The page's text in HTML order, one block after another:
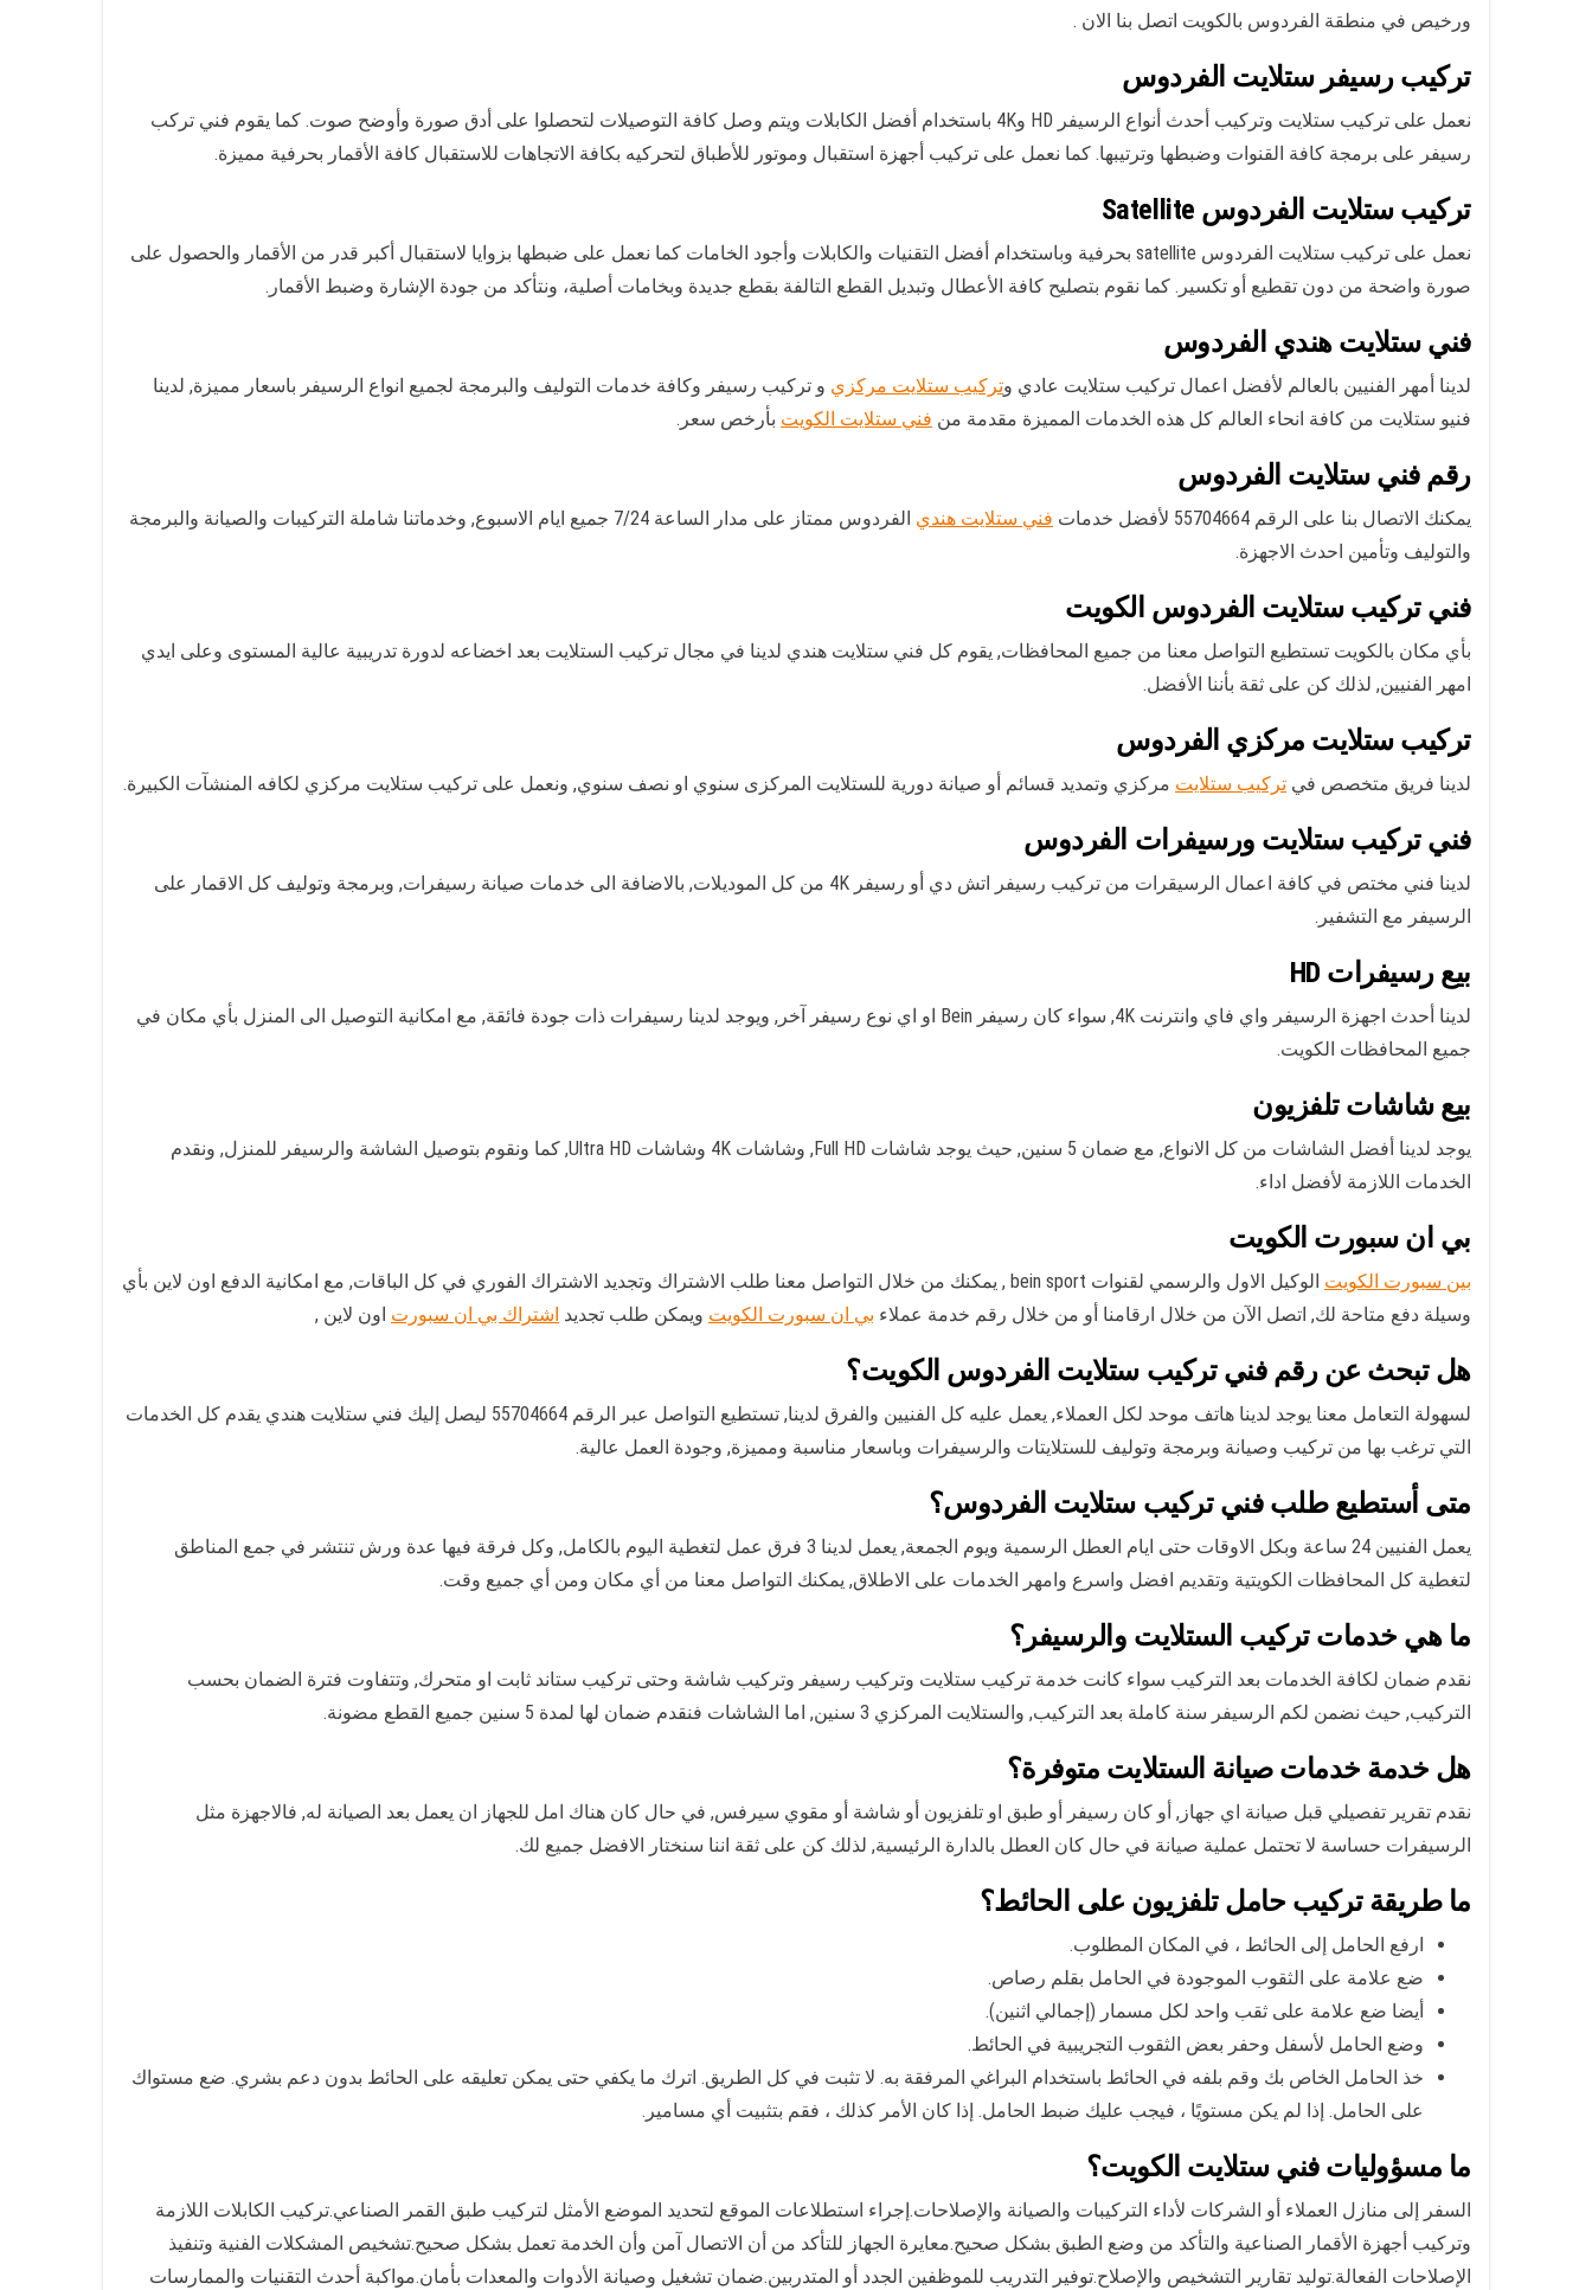
ورخيص في منطقة الفردوس بالكويت اتصل بنا الان .
تركيب رسيفر ستلايت الفردوس
نعمل على تركيب ستلايت وتركيب أحدث أنواع الرسيفر HD و4K باستخدام أفضل الكابلات ويتم وصل كافة التوصيلات لتحصلوا على أدق صورة وأوضح صوت. كما يقوم فني تركب
رسيفر على برمجة كافة القنوات وضبطها وترتيبها. كما نعمل على تركيب أجهزة استقبال وموتور للأطباق لتحركيه بكافة الاتجاهات للاستقبال كافة الأقمار بحرفية مميزة.
تركيب ستلايت الفردوس Satellite
نعمل على تركيب ستلايت الفردوس satellite بحرفية وباستخدام أفضل التقنيات والكابلات وأجود الخامات كما نعمل على ضبطها بزوايا لاستقبال أكبر قدر من الأقمار والحصول على
صورة واضحة من دون تقطيع أو تكسير. كما نقوم بتصليح كافة الأعطال وتبديل القطع التالفة بقطع جديدة وبخامات أصلية، ونتأكد من جودة الإشارة وضبط الأقمار.
فني ستلايت هندي الفردوس
لدينا أمهر الفنيين بالعالم لأفضل اعمال تركيب ستلايت عادي وتركيب ستلايت مركزي و تركيب رسيفر وكافة خدمات التوليف والبرمجة لجميع انواع الرسيفر باسعار مميزة, لدينا
فنيو ستلايت من كافة انحاء العالم كل هذه الخدمات المميزة مقدمة من فني ستلايت الكويت بأرخص سعر.
رقم فني ستلايت الفردوس
يمكنك الاتصال بنا على الرقم 55704664 لأفضل خدمات فني ستلايت هندي
الفردوس ممتاز على مدار الساعة 7/24 جميع ايام الاسبوع, وخدماتنا شاملة التركيبات والصيانة والبرمجة
والتوليف وتأمين احدث الاجهزة.
فني تركيب ستلايت الفردوس الكويت
بأي مكان بالكويت تستطيع التواصل معنا من جميع المحافظات, يقوم كل فني ستلايت هندي لدينا في مجال تركيب الستلايت بعد اخضاعه لدورة تدريبية عالية المستوى وعلى ايدي
امهر الفنيين, لذلك كن على ثقة بأننا الأفضل.
تركيب ستلايت مركزي الفردوس
لدينا فريق متخصص في تركيب ستلايت مركزي وتمديد قسائم أو صيانة دورية للستلايت المركزى سنوي او نصف سنوي, ونعمل على تركيب ستلايت مركزي لكافه المنشآت الكبيرة.
فني تركيب ستلايت ورسيفرات الفردوس
لدينا فني مختص في كافة اعمال الرسيقرات من تركيب رسيفر اتش دي أو رسيفر 4K من كل الموديلات, بالاضافة الى خدمات صيانة رسيفرات, وبرمجة وتوليف كل الاقمار على
الرسيفر مع التشفير.
بيع رسيفرات HD
لدينا أحدث اجهزة الرسيفر واي فاي وانترنت 4K, سواء كان رسيفر Bein او اي نوع رسيفر آخر, ويوجد لدينا رسيفرات ذات جودة فائقة, مع امكانية التوصيل الى المنزل بأي مكان في
جميع المحافظات الكويت.
بيع شاشات تلفزيون
يوجد لدينا أفضل الشاشات من كل الانواع, مع ضمان 5 سنين, حيث يوجد شاشات Full HD, وشاشات 4K وشاشات Ultra HD, كما ونقوم بتوصيل الشاشة والرسيفر للمنزل, ونقدم
الخدمات اللازمة لأفضل اداء.
بي ان سبورت الكويت
بين سبورت الكويت
الوكيل الاول والرسمي لقنوات bein sport , يمكنك من خلال التواصل معنا طلب الاشتراك وتجديد الاشتراك الفوري في كل الباقات, مع امكانية الدفع اون لاين بأي
وسيلة دفع متاحة لك, اتصل الآن من خلال ارقامنا أو من خلال رقم خدمة عملاء بي ان سبورت الكويت ويمكن طلب تجديد اشتراك بي ان سبورت اون لاين ,
هل تبحث عن رقم فني تركيب ستلايت الفردوس الكويت؟
لسهولة التعامل معنا يوجد لدينا هاتف موحد لكل العملاء, يعمل عليه كل الفنيين والفرق لدينا, تستطيع التواصل عبر الرقم 55704664 ليصل إليك فني ستلايت هندي يقدم كل الخدمات
التي ترغب بها من تركيب وصيانة وبرمجة وتوليف للستلايتات والرسيفرات وباسعار مناسبة ومميزة, وجودة العمل عالية.
متى أستطيع طلب فني تركيب ستلايت الفردوس؟
يعمل الفنيين 24 ساعة وبكل الاوقات حتى ايام العطل الرسمية ويوم الجمعة, يعمل لدينا 3 فرق عمل لتغطية اليوم بالكامل, وكل فرقة فيها عدة ورش تنتشر في جمع المناطق
لتغطية كل المحافظات الكويتية وتقديم افضل واسرع وامهر الخدمات على الاطلاق, يمكنك التواصل معنا من أي مكان ومن أي جميع وقت.
ما هي خدمات تركيب الستلايت والرسيفر؟
نقدم ضمان لكافة الخدمات بعد التركيب سواء كانت خدمة تركيب ستلايت وتركيب رسيفر وتركيب شاشة وحتى تركيب ستاند ثابت او متحرك, وتتفاوت فترة الضمان بحسب
التركيب, حيث نضمن لكم الرسيفر سنة كاملة بعد التركيب, والستلايت المركزي 3 سنين, اما الشاشات فنقدم ضمان لها لمدة 5 سنين جميع القطع مضونة.
هل خدمة خدمات صيانة الستلايت متوفرة؟
نقدم تقرير تفصيلي قبل صيانة اي جهاز, أو كان رسيفر أو طبق او تلفزيون أو شاشة أو مقوي سيرفس, في حال كان هناك امل للجهاز ان يعمل بعد الصيانة له, فالاجهزة مثل
الرسيفرات حساسة لا تحتمل عملية صيانة في حال كان العطل بالدارة الرئيسية, لذلك كن على ثقة اننا سنختار الافضل جميع لك.
ما طريقة تركيب حامل تلفزيون على الحائط؟
ارفع الحامل إلى الحائط ، في المكان المطلوب.
ضع علامة على الثقوب الموجودة في الحامل بقلم رصاص.
أيضا ضع علامة على ثقب واحد لكل مسمار (إجمالي اثنين).
وضع الحامل لأسفل وحفر بعض الثقوب التجريبية في الحائط.
خذ الحامل الخاص بك وقم بلفه في الحائط باستخدام البراغي المرفقة به. لا تثبت في كل الطريق. اترك ما يكفي حتى يمكن تعليقه على الحائط بدون دعم بشري. ضع مستواك
على الحامل. إذا لم يكن مستويًا ، فيجب عليك ضبط الحامل. إذا كان الأمر كذلك ، فقم بتثبيت أي مسامير.
ما مسؤوليات فني ستلايت الكويت؟
السفر إلى منازل العملاء أو الشركات لأداء التركيبات والصيانة والإصلاحات.إجراء استطلاعات الموقع لتحديد الموضع الأمثل لتركيب طبق القمر الصناعي.تركيب الكابلات اللازمة
وتركيب أجهزة الأقمار الصناعية والتأكد من وضع الطبق بشكل صحيح.معايرة الجهاز للتأكد من أن الاتصال آمن وأن الخدمة تعمل بشكل صحيح.تشخيص المشكلات الفنية وتنفيذ
الإصلاحات الفعالة.توليد تقارير التشخيص والإصلاح.توفير التدريب للموظفين الجدد أو المتدربين.ضمان تشغيل وصيانة الأدوات والمعدات بأمان.مواكبة أحدث التقنيات والممارسات